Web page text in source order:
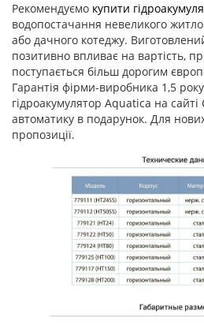
Рекомендуємо купити
водопостачання невеликого
або дачного котеджу.
позитивно впливає на вартість,
поступається більш дорогим
Гарантія фірми-виробника 1,5
гідроакумулятор Aquatica на сайті
автоматику в подарунок. Для нових
пропозиції.